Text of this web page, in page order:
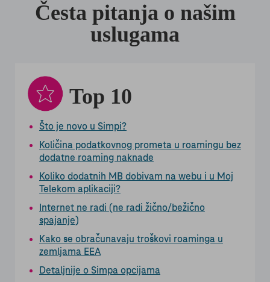
Česta pitanja o našim
uslugama
Top 10
Što je novo u Simpi?
Količina podatkovnog prometa u roamingu bez
dodatne roaming naknade
Koliko dodatnih MB dobivam na webu i u Moj
Telekom aplikaciji?
Internet ne radi (ne radi žično/bežično
spajanje)
Kako se obračunavaju troškovi roaminga u
zemljama EEA
Detaljnije o Simpa opcijama